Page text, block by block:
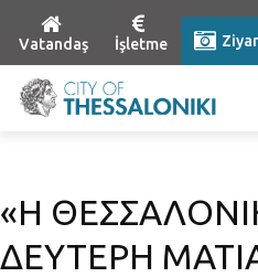
Vatandaş İşletme
«Η
ΔΕΥΤΕΡΗ